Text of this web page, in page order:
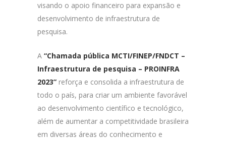
visando o apoio financeiro para expansão e
desenvolvimento de infraestrutura de
pesquisa.
A “Chamada pública MCTI/FINEP/FNDCT –
Infraestrutura de pesquisa – PROINFRA
2023” reforça e consolida a infraestrutura de
todo o país, para criar um ambiente favorável
ao desenvolvimento científico e tecnológico,
além de aumentar a competitividade brasileira
em diversas áreas do conhecimento e